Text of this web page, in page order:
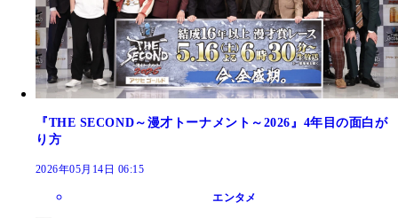
『THE SECOND～漫才トーナメント～2026』4年目の面白が
り方
2026年05月14日 06:15
エンタメ